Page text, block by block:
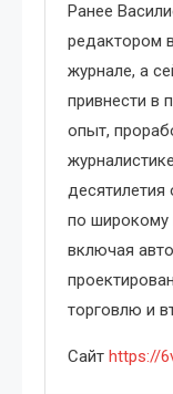
Ранее
редактором
журнале, а
привнести в
опыт,
десятилетия
по широкому
включая
торговлю и
Сайт https://